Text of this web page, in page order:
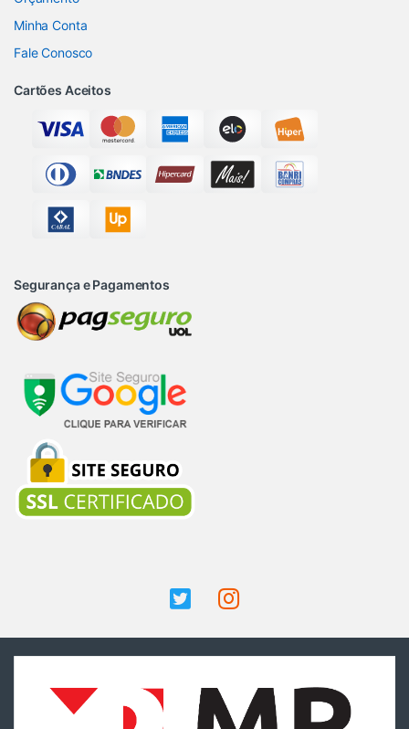
Minha Conta
Fale Conosco
Cartões Aceitos
Segurança e Pagamentos